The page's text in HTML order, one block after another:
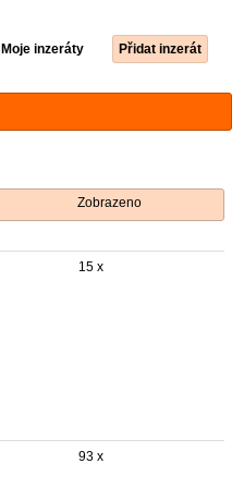
Moje inzeráty Přidat inzerát
Zobrazeno
15 x
93 x